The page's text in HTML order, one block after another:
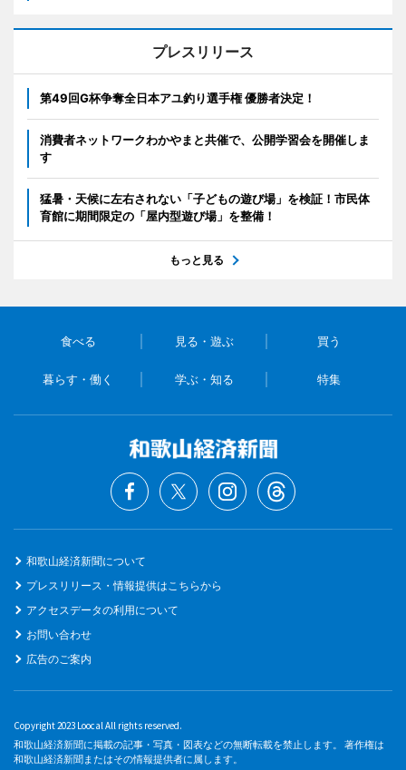
プレスリリース
第49回G杯争奪全日本アユ釣り選手権 優勝者決定！
消費者ネットワークわかやまと共催で、公開学習会を開催しま
す
猛暑・天候に左右されない「子どもの遊び場」を検証！市民体
育館に期間限定の「屋内型遊び場」を整備！
もっと見る
食べる 見る・遊ぶ 買う
暮らす・働く 学ぶ・知る 特集
和歌山経済新聞について
プレスリリース・情報提供はこちらから
アクセスデータの利用について
お問い合わせ
広告のご案内
Copyright 2023 Loocal All rights reserved.
和歌山経済新聞に掲載の記事・写真・図表などの無断転載を禁止します。 著作権は
和歌山経済新聞またはその情報提供者に属します。